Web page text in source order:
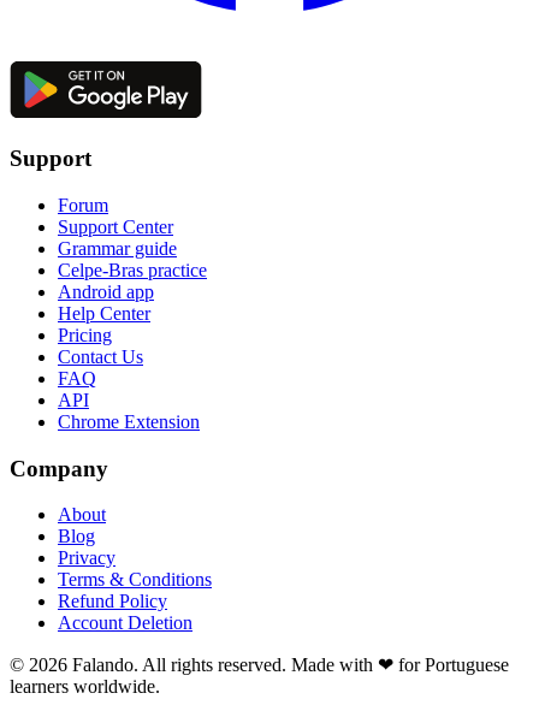
Support
Forum
Support Center
Grammar guide
Celpe-Bras practice
Android app
Help Center
Pricing
Contact Us
FAQ
API
Chrome Extension
Company
About
Blog
Privacy
Terms & Conditions
Refund Policy
Account Deletion
© 2026 Falando. All rights reserved. Made with ❤ for Portuguese
learners worldwide.